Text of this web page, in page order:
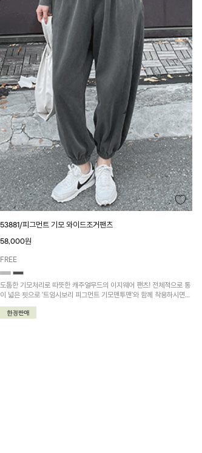
53881/피그먼트 기모 와이드조거팬츠
58,000원
FREE
도톰한 기모처리로 따뜻한 캐주얼무드의 이지웨어 팬츠! 전체적으로 통
이 넓은 핏으로 '트임시보리 피그먼트 기모맨투맨'와 함께 착용하시면
더욱 멋지답니다~